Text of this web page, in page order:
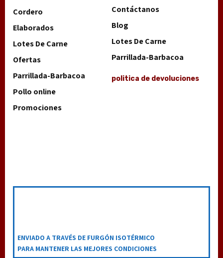
Cordero
Elaborados
Lotes De Carne
Ofertas
Parrillada-Barbacoa
Pollo online
Promociones
Contáctanos
Blog
Lotes De Carne
Parrillada-Barbacoa
politica de devoluciones
ENVIADO A TRAVÉS DE FURGÓN ISOTÉRMICO
PARA MANTENER LAS MEJORES CONDICIONES